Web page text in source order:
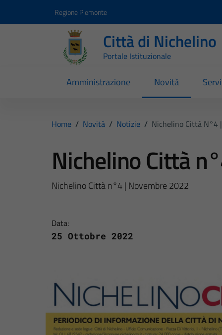
Regione Piemonte
Città di Nichelino
Portale Istituzionale
Amministrazione Novità
Home / Novità / Notizie / Nichelino Città N°4
Nichelino Città
Nichelino Città n°4 | Novembre 2022
Data:
25 Ottobre 2022